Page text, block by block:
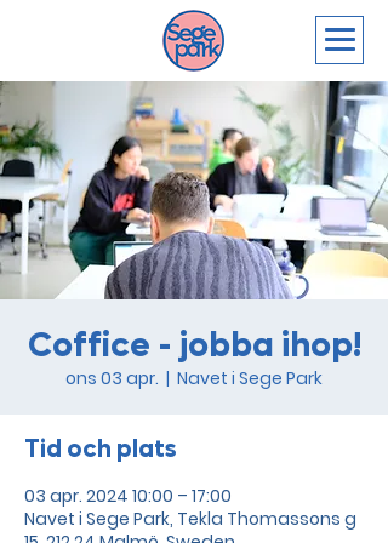
Coffice - jobba ihop!
ons 03 apr.
  |
Navet i Sege Park
Tid och plats
03 apr. 2024 10:00 – 17:00
Navet i Sege Park, Tekla Thomassons g